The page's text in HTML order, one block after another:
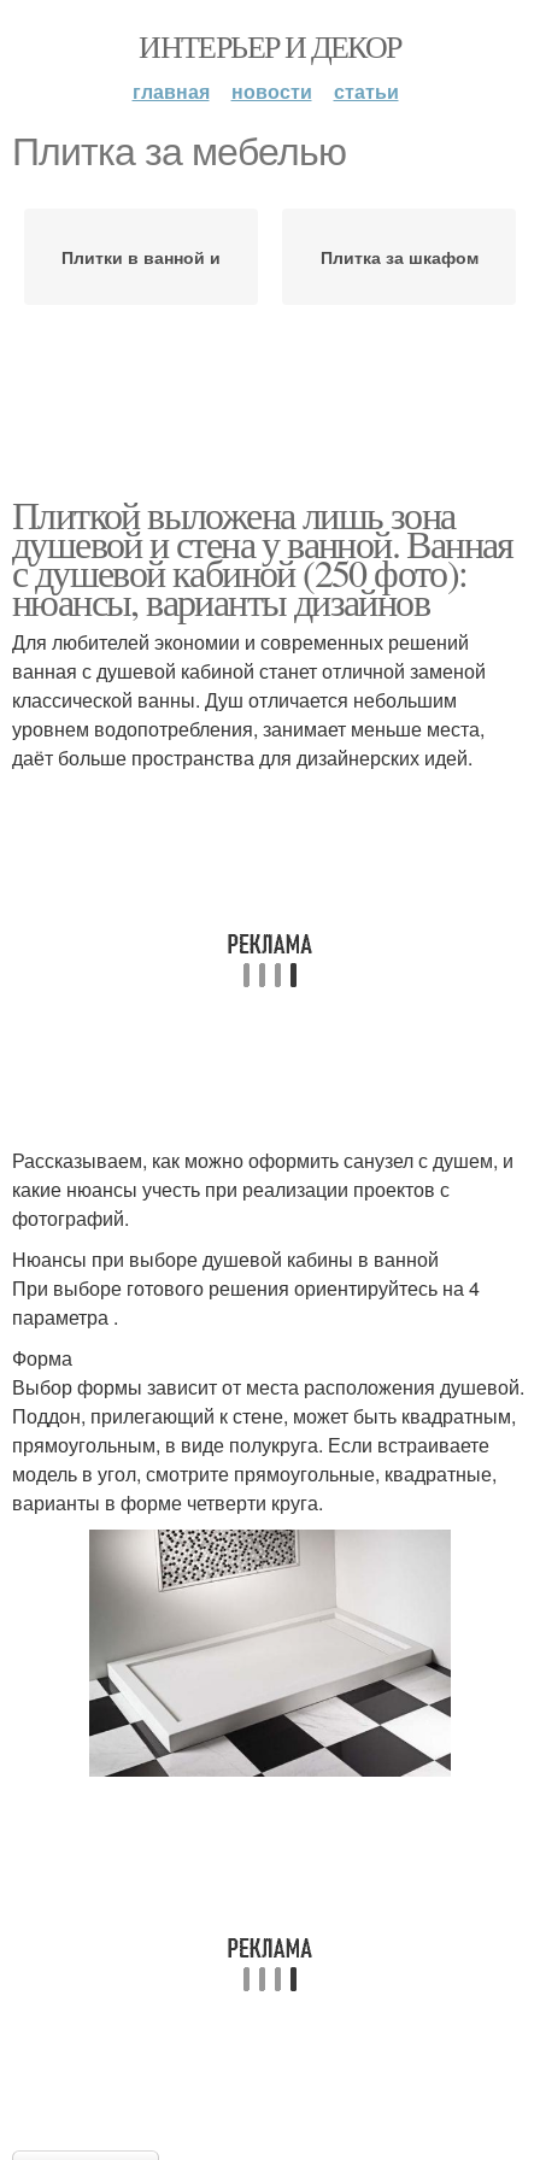
ИНТЕРЬЕР И ДЕКОР
главная новости статьи
Плитка за мебелью
Плитки в ванной и Плитка за шкафом
Плиткой выложена лишь зона
душевой и стена у ванной. Ванная
с душевой кабиной (250 фото):
нюансы, варианты дизайнов
Для любителей экономии и современных решений
ванная с душевой кабиной станет отличной заменой
классической ванны. Душ отличается небольшим
уровнем водопотребления, занимает меньше места,
даёт больше пространства для дизайнерских идей.
Рассказываем, как можно оформить санузел с душем, и
какие нюансы учесть при реализации проектов с
фотографий.
Нюансы при выборе душевой кабины в ванной
При выборе готового решения ориентируйтесь на 4
параметра .
Форма
Выбор формы зависит от места расположения душевой.
Поддон, прилегающий к стене, может быть квадратным,
прямоугольным, в виде полукруга. Если встраиваете
модель в угол, смотрите прямоугольные, квадратные,
варианты в форме четверти круга.